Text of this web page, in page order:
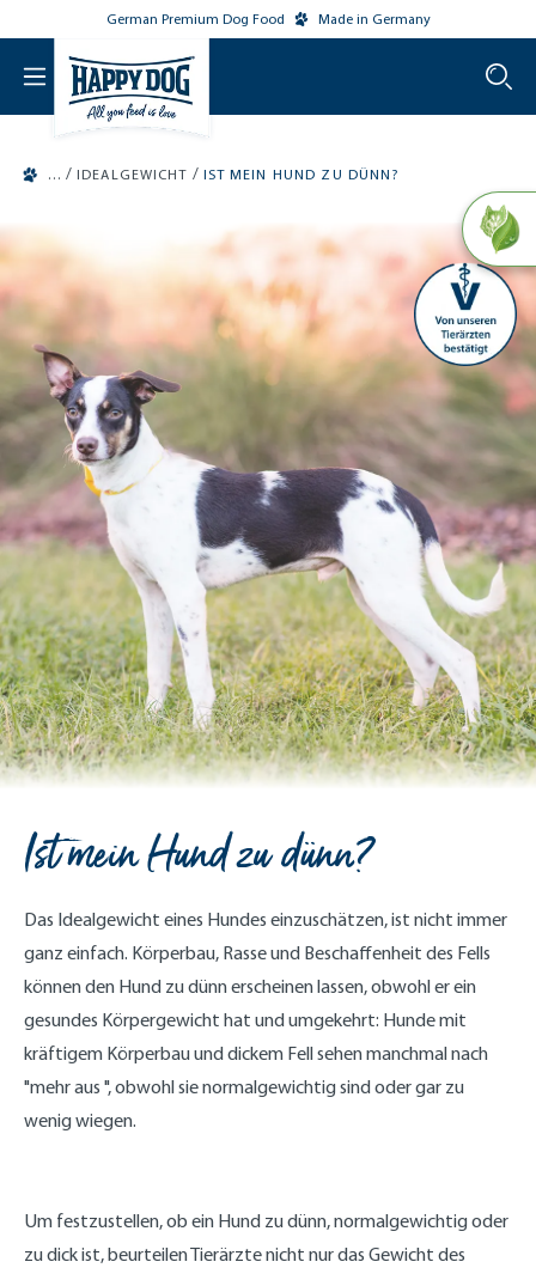
main contentGerman Premium Dog Food Made in Germany
/ IDEALGEWICHT / IST MEIN HUND ZU DÜNN?
Ist mein Hund zu dünn?
Das Idealgewicht eines Hundes einzuschätzen, ist nicht immer
ganz einfach. Körperbau, Rasse und Beschaffenheit des Fells
können den Hund zu dünn erscheinen lassen, obwohl er ein
gesundes Körpergewicht hat und umgekehrt: Hunde mit
kräftigem Körperbau und dickem Fell sehen manchmal nach
"mehr aus ", obwohl sie normalgewichtig sind oder gar zu
wenig wiegen.
Um festzustellen, ob ein Hund zu dünn, normalgewichtig oder
zu dick ist, beurteilen Tierärzte nicht nur das Gewicht des